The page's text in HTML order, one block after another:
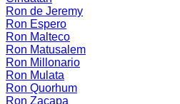
Ron de Jeremy
Ron Espero
Ron Malteco
Ron Matusalem
Ron Millonario
Ron Mulata
Ron Quorhum
Ron Zacapa